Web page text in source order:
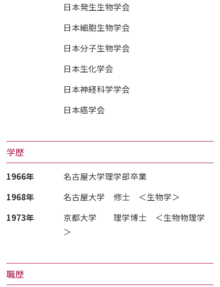
日本発生生物学会
日本細胞生物学会
日本分子生物学会
日本生化学会
日本神経科学学会
日本癌学会
学歴
1966年
名古屋大学理学部卒業
1968年
名古屋大学 修士 ＜生物学＞
1973年
京都大学 理学博士 ＜生物物理学
＞
職歴